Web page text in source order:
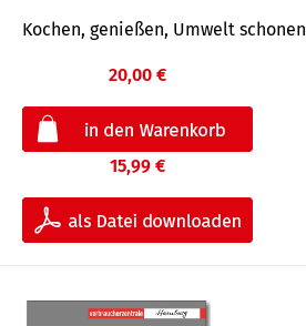
Kochen, genießen, Umwelt schonen
20,00 €
15,99 €